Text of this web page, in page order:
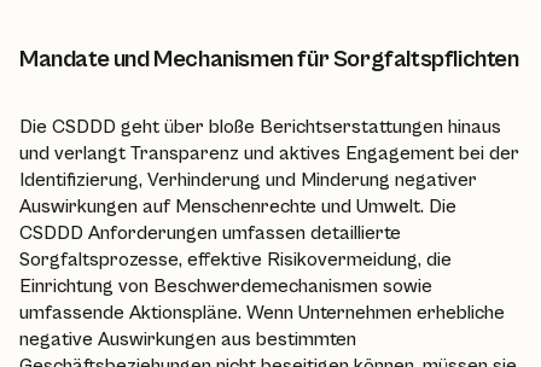
Mandate und Mechanismen für Sorgfaltspflichten
Die CSDDD geht über bloße Berichtserstattungen hinaus
und verlangt Transparenz und aktives Engagement bei der
Identifizierung, Verhinderung und Minderung negativer
Auswirkungen auf Menschenrechte und Umwelt. Die
CSDDD Anforderungen umfassen detaillierte
Sorgfaltsprozesse, effektive Risikovermeidung, die
Einrichtung von Beschwerdemechanismen sowie
umfassende Aktionspläne. Wenn Unternehmen erhebliche
negative Auswirkungen aus bestimmten